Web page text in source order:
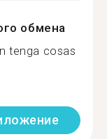
обмена
tenga cosas